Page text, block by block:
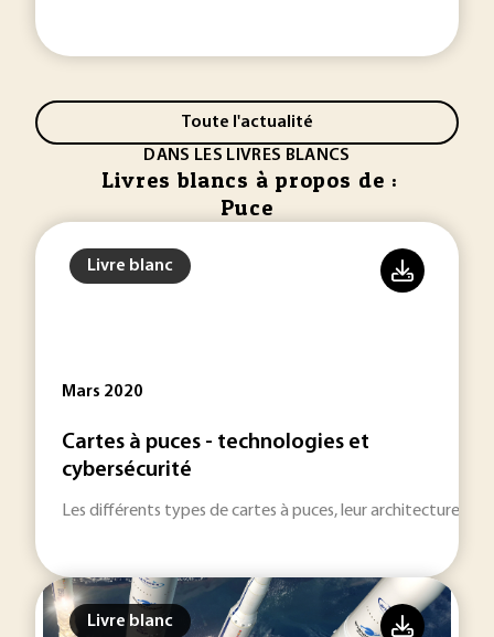
Toute l'actualité
DANS LES LIVRES BLANCS
Livres blancs à propos de :
Puce
Livre blanc
Mars 2020
Cartes à puces - technologies et
cybersécurité
Les différents types de cartes à puces, leur architecture,
Livre blanc